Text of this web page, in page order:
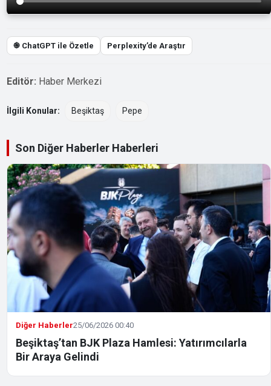
֎ ChatGPT ile Özetle Perplexity’de Araştır
Editör: Haber Merkezi
İlgili Konular: Beşiktaş Pepe
Son Diğer Haberler Haberleri
Diğer Haberler25/06/2026 00:40
Beşiktaş’tan BJK Plaza Hamlesi: Yatırımcılarla
Bir Araya Gelindi